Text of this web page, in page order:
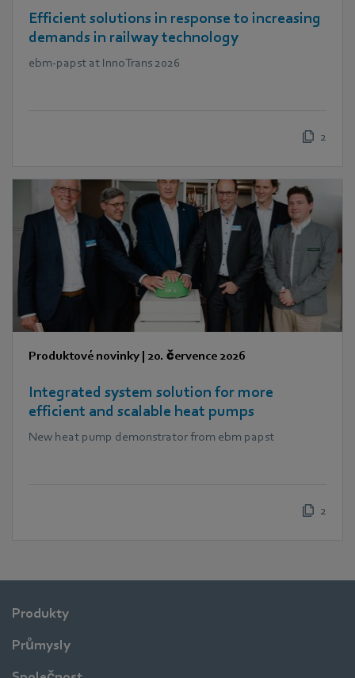
Efficient solutions in response to increasing
demands in railway technology
ebm‑papst at InnoTrans 2026
2
Produktové novinky | 20. července 2026
Integrated system solution for more
efficient and scalable heat pumps
New heat pump demonstrator from ebm papst
2
Produkty
Průmysly